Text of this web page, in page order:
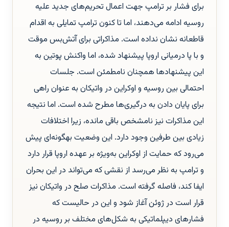
برای فشار بر ترامپ جهت اعمال تحریم‌های جدید علیه
روسیه ادامه می‌دهند، اما تا کنون ترامپ تمایلی به اقدام
قاطعانه نشان نداده است. مذاکراتی برای آتش‌بس موقت
و با پا درمیانی اروپا پیشنهاد شده، اما واکنش پوتین به
این پیشنهادها همچنان نامطمئن است. جلسات
احتمالی بین روسیه و اوکراین در واتیکان به عنوان راهی
برای پایان دادن به درگیری‌ها مطرح شده است. اما نتیجه
این مذاکرات نیز نامشخص باقی مانده، زیرا اختلافات
زیادی بین طرفین وجود دارد. این وضعیت بهگونه‌ای پیش
می‌رود که حمایت از اوکراین به‌ویژه بر عهده اروپا قرار دارد
و ترامپ به نظر می‌رسد از نقشی که می‌تواند در این بحران
ایفا کند، فاصله گرفته است. مذاکرات صلح در واتیکان نیز
قرار است در ژوئن آغاز شود و این در حالیست که
فشارهای دیپلماتیکی به شکل‌های مختلف بر روسیه در